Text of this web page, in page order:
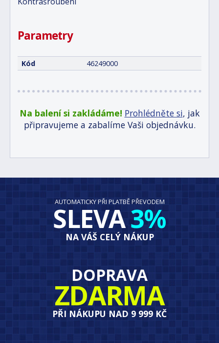
Parametry
Kód 46249000
Na balení si zakládáme! Prohlédněte si, jak
připravujeme a zabalíme Vaši objednávku.
AUTOMATICKY PŘI PLATBĚ PŘEVODEM
SLEVA3%
NA VÁŠ CELÝ NÁKUP
DOPRAVA
ZDARMA
PŘI NÁKUPU NAD 9 999 KČ